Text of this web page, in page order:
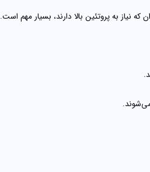
نیاز به پروتئین بالا دارند، بسیار مهم است.